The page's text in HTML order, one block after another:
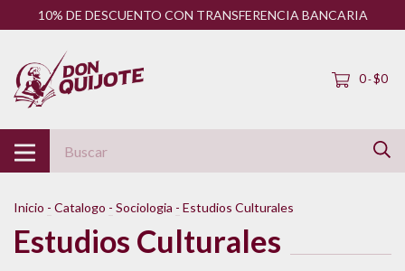
10% DE DESCUENTO CON TRANSFERENCIA BANCARIA
0-$0
Inicio - Catalogo - Sociologia - Estudios Culturales
Estudios Culturales